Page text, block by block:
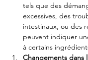
tels que des
excessives, des
intestinaux, ou des
peuvent indiquer
à certains
Changements dans